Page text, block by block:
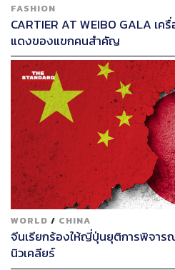
FASHION
CARTIER AT WEIBO GALA เ
แดงของแขกคนสำคัญ
WORLD / CHINA
จีนเรียกร้องให้ญี่ปุ่นยุติการพิจาร
นิวเคลียร์